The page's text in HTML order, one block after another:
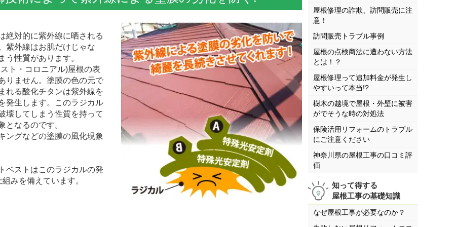
対的に紫外線に晒される
紫外線はお肌だけじゃな
う性質があります。
ト・コロニアル)屋根の表
りません。塗膜の色の元で
れる酸化チタンは紫外線を
発生します。このラジカル
壊してしまう性質を持って
となるのです。
グなどの塗膜の風化現象
ベストはこのラジカルの発
みを備えています。
屋根修理の詐欺、訪問販売に注
意！
訪問販売トラブル事例
屋根の点検商法に遭わない方法
とは！？
屋根修理って追加料金が発生し
やすいって本当!?
樹木の越境で屋根・外壁に被害
がでそうな時の対処法
保険活用リフォームのトラブル
にご注意ください
神奈川県の屋根工事の口コミ評
価
知って得する
屋根工事の基礎知識
なぜ屋根工事が必要なのか？